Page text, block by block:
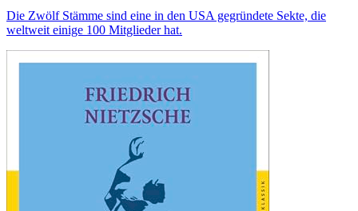
Die Zwölf Stämme sind eine in den USA gegründete Sekte, die
weltweit einige 100 Mitglieder hat.